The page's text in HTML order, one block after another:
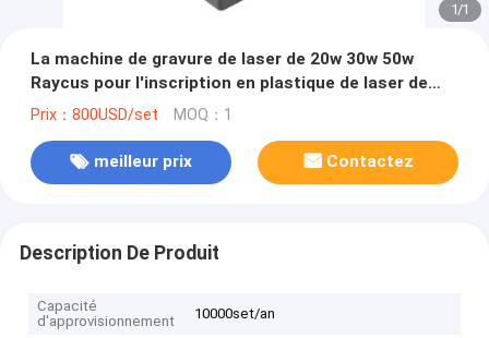
1/1
La machine de gravure de laser de 20w 30w 50w
Raycus pour l'inscription en plastique de laser de
cuir en métal usine avec rotatoire
Prix：800USD/set MOQ：1
meilleur prix Contactez
Description De Produit
Capacité
d'approvisionnement
10000set/an